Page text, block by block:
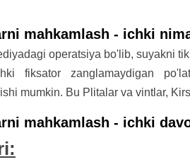
mahkamlash - ichki
operatsiya bo'lib, suyakni
fiksator zanglamaydigan
mumkin. Bu Plitalar va vintlar,
mahkamlash - ichki